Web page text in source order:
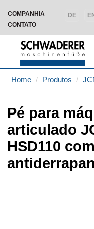
COMPANHIA
DE
CONTATO
Home Produtos
Pé para
articulado
HSD110